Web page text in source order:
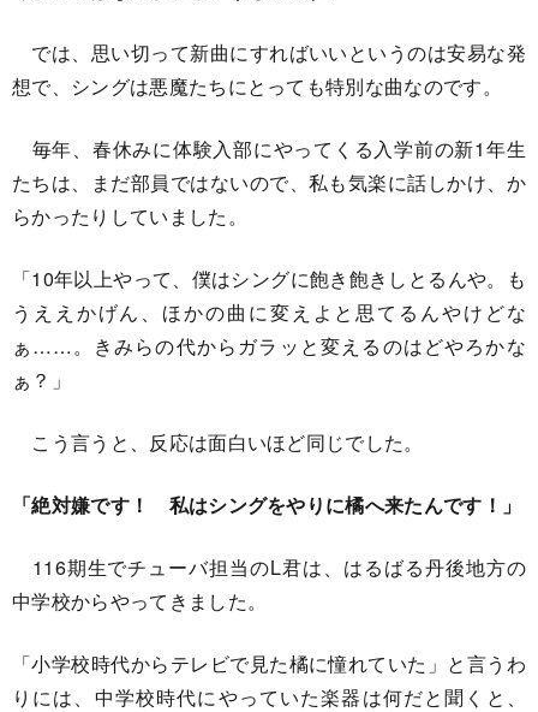
では、思い切って新曲にすればいいというのは安易な発
想で、シングは悪魔たちにとっても特別な曲なのです。
毎年、春休みに体験入部にやってくる入学前の新1年生
たちは、まだ部員ではないので、私も気楽に話しかけ、か
らかったりしていました。
「10年以上やって、僕はシングに飽き飽きしとるんや。も
うええかげん、ほかの曲に変えよと思てるんやけどな
ぁ……。きみらの代からガラッと変えるのはどやろかな
ぁ？」
こう言うと、反応は面白いほど同じでした。
「絶対嫌です！ 私はシングをやりに橘へ来たんです！」
116期生でチューバ担当のL君は、はるばる丹後地方の
中学校からやってきました。
「小学校時代からテレビで見た橘に憧れていた」と言うわ
りには、中学校時代にやっていた楽器は何だと聞くと、